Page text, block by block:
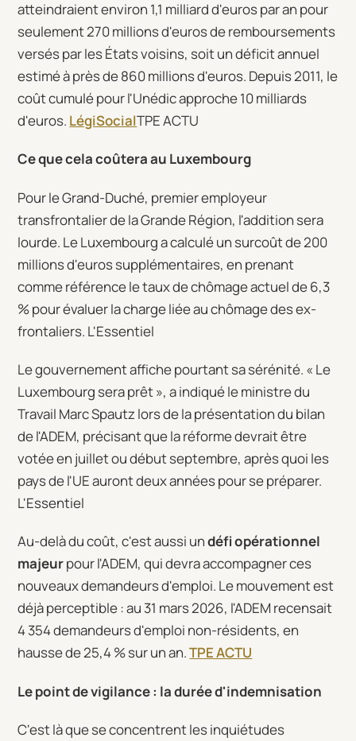
atteindraient environ 1,1 milliard d'euros par an pour
seulement 270 millions d'euros de remboursements
versés par les États voisins, soit un déficit annuel
estimé à près de 860 millions d'euros. Depuis 2011, le
coût cumulé pour l'Unédic approche 10 milliards
d'euros. LégiSocialTPE ACTU
Ce que cela coûtera au Luxembourg
Pour le Grand-Duché, premier employeur
transfrontalier de la Grande Région, l'addition sera
lourde. Le Luxembourg a calculé un surcoût de 200
millions d'euros supplémentaires, en prenant
comme référence le taux de chômage actuel de 6,3
% pour évaluer la charge liée au chômage des ex-
frontaliers. L'Essentiel
Le gouvernement affiche pourtant sa sérénité. « Le
Luxembourg sera prêt », a indiqué le ministre du
Travail Marc Spautz lors de la présentation du bilan
de l'ADEM, précisant que la réforme devrait être
votée en juillet ou début septembre, après quoi les
pays de l'UE auront deux années pour se préparer.
L'Essentiel
Au-delà du coût, c'est aussi undéfi opérationnel
majeurpour l'ADEM, qui devra accompagner ces
nouveaux demandeurs d'emploi. Le mouvement est
déjà perceptible : au 31 mars 2026, l'ADEM recensait
4 354 demandeurs d'emploi non-résidents, en
hausse de 25,4 % sur un an.TPE ACTU
Le point de vigilance : la durée d'indemnisation
C'est là que se concentrent les inquiétudes